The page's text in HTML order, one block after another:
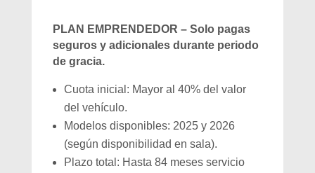
PLAN EMPRENDEDOR – Solo pagas
seguros y adicionales durante periodo
de gracia.
Cuota inicial: Mayor al 40% del valor
del vehículo.
Modelos disponibles: 2025 y 2026
(según disponibilidad en sala).
Plazo total: Hasta 84 meses servicio